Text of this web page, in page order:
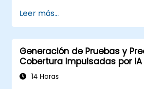
Leer más...
Generación de Pruebas y
Cobertura Impulsadas por IA
14 Horas